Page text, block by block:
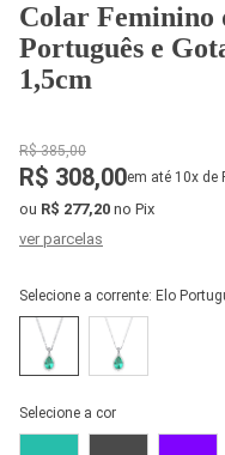
Colar Feminino
Português e
1,5cm
R$ 385,00
R$ 308,00em até 10x de
ou R$ 277,20 no Pix
ver parcelas
Selecione a corrente: Elo
Selecione a cor